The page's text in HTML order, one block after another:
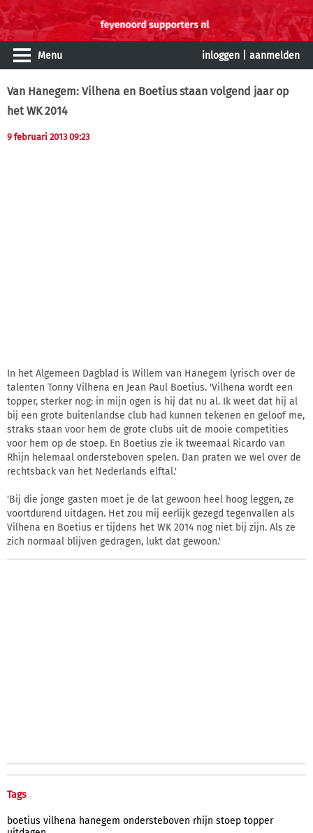
Menu inloggen aanmelden
Van Hanegem: Vilhena en Boetius staan volgend jaar op
het WK 2014
9 februari 2013 09:23
In het Algemeen Dagblad is Willem van Hanegem lyrisch over de
talenten Tonny Vilhena en Jean Paul Boetius. 'Vilhena wordt een
topper, sterker nog: in mijn ogen is hij dat nu al. Ik weet dat hij al
bij een grote buitenlandse club had kunnen tekenen en geloof me,
straks staan voor hem de grote clubs uit de mooie competities
voor hem op de stoep. En Boetius zie ik tweemaal Ricardo van
Rhijn helemaal ondersteboven spelen. Dan praten we wel over de
rechtsback van het Nederlands elftal.'
'Bij die jonge gasten moet je de lat gewoon heel hoog leggen, ze
voortdurend uitdagen. Het zou mij eerlijk gezegd tegenvallen als
Vilhena en Boetius er tijdens het WK 2014 nog niet bij zijn. Als ze
zich normaal blijven gedragen, lukt dat gewoon.'
Tags
boetius vilhena hanegem ondersteboven rhijn stoep topper